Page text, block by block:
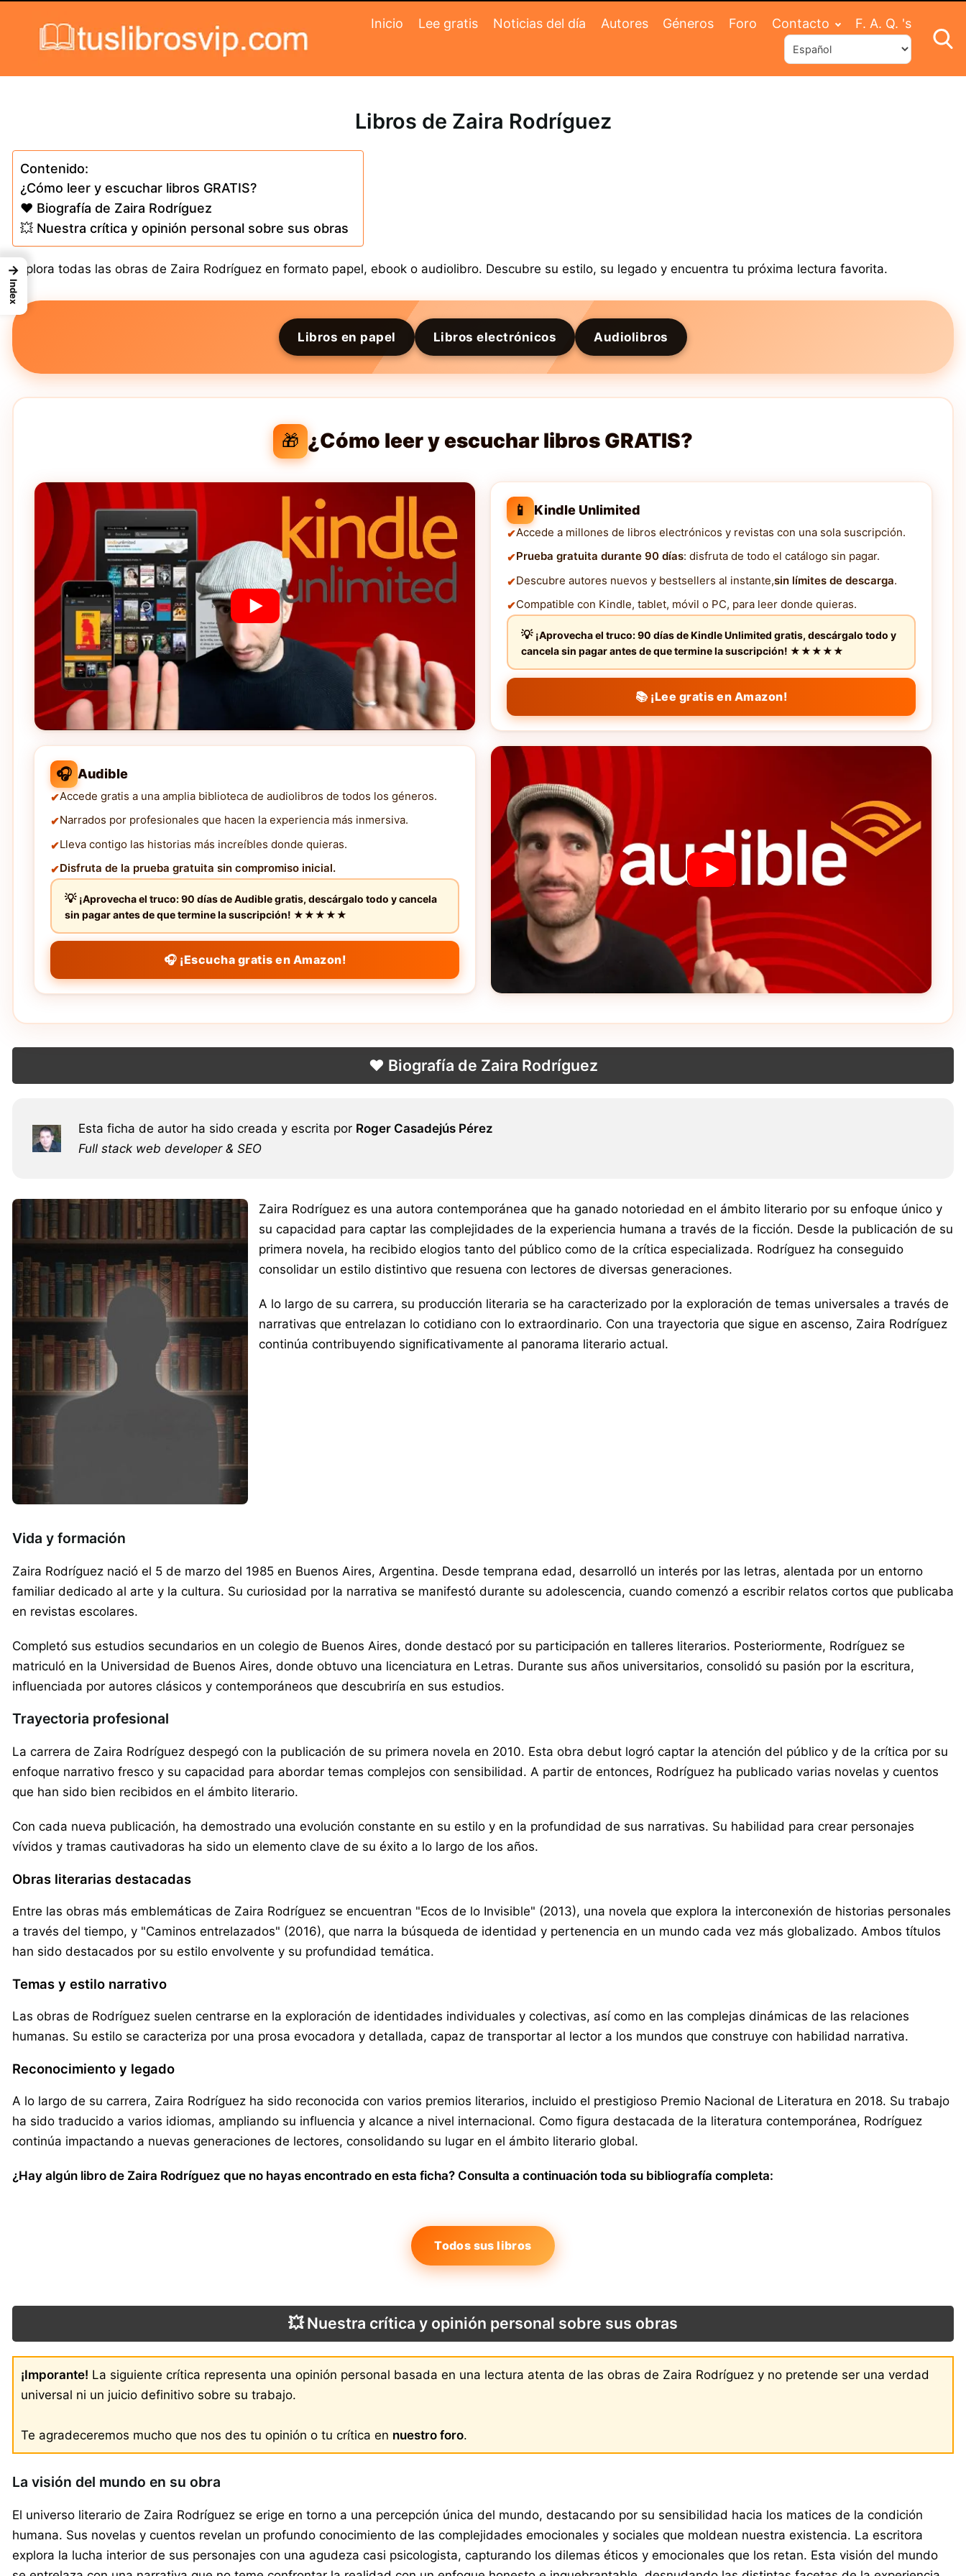
Inicio Lee gratis Noticias del día Autores Géneros Foro Contacto F. A. Q. 's
Libros de Zaira Rodríguez
Contenido:
¿Cómo leer y escuchar libros GRATIS?
❤️ Biografía de Zaira Rodríguez
💥 Nuestra crítica y opinión personal sobre sus obras
Explora todas las obras de Zaira Rodríguez en formato papel, ebook o audiolibro. Descubre su estilo, su legado y encuentra tu próxima lectura favorita.
Libros en papel Libros electrónicos Audiolibros
🎁 ¿Cómo leer y escuchar libros GRATIS?
📱 Kindle Unlimited
Accede a millones de libros electrónicos y revistas con una sola suscripción.
Prueba gratuita durante 90 días: disfruta de todo el catálogo sin pagar.
Descubre autores nuevos y bestsellers al instante,sin límites de descarga.
Compatible con Kindle, tablet, móvil o PC, para leer donde quieras.
¡Aprovecha el truco: 90 días de Kindle Unlimited gratis, descárgalo todo y
cancela sin pagar antes de que termine la suscripción! ★★★★★
📚 ¡Lee gratis en Amazon!
🎧 Audible
Accede gratis a una amplia biblioteca de audiolibros de todos los géneros.
Narrados por profesionales que hacen la experiencia más inmersiva.
Lleva contigo las historias más increíbles donde quieras.
Disfruta de la prueba gratuita sin compromiso inicial.
¡Aprovecha el truco: 90 días de Audible gratis, descárgalo todo y cancela
sin pagar antes de que termine la suscripción! ★★★★★
🎧 ¡Escucha gratis en Amazon!
❤️ Biografía de Zaira Rodríguez
Esta ficha de autor ha sido creada y escrita por Roger Casadejús Pérez
Full stack web developer & SEO
Zaira Rodríguez es una autora contemporánea que ha ganado notoriedad en el ámbito literario por su enfoque único y
su capacidad para captar las complejidades de la experiencia humana a través de la ficción. Desde la publicación de su
primera novela, ha recibido elogios tanto del público como de la crítica especializada. Rodríguez ha conseguido
consolidar un estilo distintivo que resuena con lectores de diversas generaciones.
A lo largo de su carrera, su producción literaria se ha caracterizado por la exploración de temas universales a través de
narrativas que entrelazan lo cotidiano con lo extraordinario. Con una trayectoria que sigue en ascenso, Zaira Rodríguez
continúa contribuyendo significativamente al panorama literario actual.
Vida y formación
Zaira Rodríguez nació el 5 de marzo del 1985 en Buenos Aires, Argentina. Desde temprana edad, desarrolló un interés por las letras, alentada por un entorno
familiar dedicado al arte y la cultura. Su curiosidad por la narrativa se manifestó durante su adolescencia, cuando comenzó a escribir relatos cortos que publicaba
en revistas escolares.
Completó sus estudios secundarios en un colegio de Buenos Aires, donde destacó por su participación en talleres literarios. Posteriormente, Rodríguez se
matriculó en la Universidad de Buenos Aires, donde obtuvo una licenciatura en Letras. Durante sus años universitarios, consolidó su pasión por la escritura,
influenciada por autores clásicos y contemporáneos que descubriría en sus estudios.
Trayectoria profesional
La carrera de Zaira Rodríguez despegó con la publicación de su primera novela en 2010. Esta obra debut logró captar la atención del público y de la crítica por su
enfoque narrativo fresco y su capacidad para abordar temas complejos con sensibilidad. A partir de entonces, Rodríguez ha publicado varias novelas y cuentos
que han sido bien recibidos en el ámbito literario.
Con cada nueva publicación, ha demostrado una evolución constante en su estilo y en la profundidad de sus narrativas. Su habilidad para crear personajes
vívidos y tramas cautivadoras ha sido un elemento clave de su éxito a lo largo de los años.
Obras literarias destacadas
Entre las obras más emblemáticas de Zaira Rodríguez se encuentran "Ecos de lo Invisible" (2013), una novela que explora la interconexión de historias personales
a través del tiempo, y "Caminos entrelazados" (2016), que narra la búsqueda de identidad y pertenencia en un mundo cada vez más globalizado. Ambos títulos
han sido destacados por su estilo envolvente y su profundidad temática.
Temas y estilo narrativo
Las obras de Rodríguez suelen centrarse en la exploración de identidades individuales y colectivas, así como en las complejas dinámicas de las relaciones
humanas. Su estilo se caracteriza por una prosa evocadora y detallada, capaz de transportar al lector a los mundos que construye con habilidad narrativa.
Reconocimiento y legado
A lo largo de su carrera, Zaira Rodríguez ha sido reconocida con varios premios literarios, incluido el prestigioso Premio Nacional de Literatura en 2018. Su trabajo
ha sido traducido a varios idiomas, ampliando su influencia y alcance a nivel internacional. Como figura destacada de la literatura contemporánea, Rodríguez
continúa impactando a nuevas generaciones de lectores, consolidando su lugar en el ámbito literario global.
¿Hay algún libro de Zaira Rodríguez que no hayas encontrado en esta ficha? Consulta a continuación toda su bibliografía completa:
Todos sus libros
💥 Nuestra crítica y opinión personal sobre sus obras
¡Imporante! La siguiente crítica representa una opinión personal basada en una lectura atenta de las obras de Zaira Rodríguez y no pretende ser una verdad
universal ni un juicio definitivo sobre su trabajo.
Te agradeceremos mucho que nos des tu opinión o tu crítica en nuestro foro.
La visión del mundo en su obra
El universo literario de Zaira Rodríguez se erige en torno a una percepción única del mundo, destacando por su sensibilidad hacia los matices de la condición
humana. Sus novelas y cuentos revelan un profundo conocimiento de las complejidades emocionales y sociales que moldean nuestra existencia. La escritora
explora la lucha interior de sus personajes con una agudeza casi psicologista, capturando los dilemas éticos y emocionales que los retan. Esta visión del mundo
→
Index